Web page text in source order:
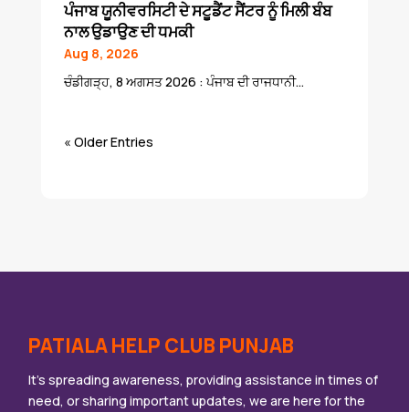
ਪੰਜਾਬ ਯੂਨੀਵਰਸਿਟੀ ਦੇ ਸਟੂਡੈਂਟ ਸੈਂਟਰ ਨੂੰ ਮਿਲੀ ਬੰਬ
ਨਾਲ ਉਡਾਉਣ ਦੀ ਧਮਕੀ
Aug 8, 2026
ਚੰਡੀਗੜ੍ਹ, 8 ਅਗਸਤ 2026 : ਪੰਜਾਬ ਦੀ ਰਾਜਧਾਨੀ...
« Older Entries
PATIALA HELP CLUB PUNJAB
It’s spreading awareness, providing assistance in times of
need, or sharing important updates, we are here for the